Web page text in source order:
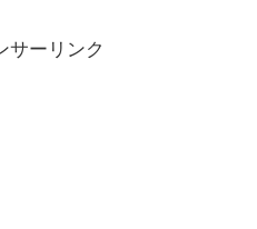
サーリンク